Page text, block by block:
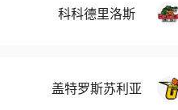
科科德里洛斯
盖特罗斯苏利亚